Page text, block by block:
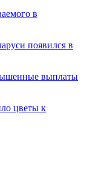
в
появился в
выплаты
цветы к